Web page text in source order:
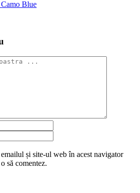
Blue
și site-ul web în acest navigator
să comentez.